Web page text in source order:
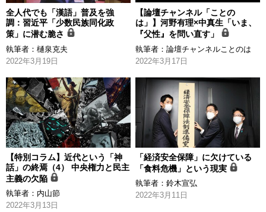
全人代でも「漢語」普及を強
調：習近平「少数民族同化政
策」に潜む脆さ
執筆者： 樋泉克夫
2022年3月19日
【論壇チャンネル「ことの
は」】河野有理×中真生「いま、
『父性』を問い直す」
執筆者：論壇チャンネルことのは
2022年3月17日
【特別コラム】近代という「神
話」の終焉（4） 中央権力と民主
主義の欠陥
執筆者： 内山節
2022年3月13日
「経済安全保障」に欠けている
「食料危機」という現実
執筆者：鈴木宣弘
2022年3月11日